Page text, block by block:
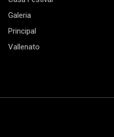
Galeria
Principal
Vallenato